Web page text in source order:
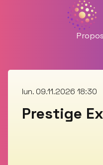
lun. 09.11.2026 18:30
Prestige